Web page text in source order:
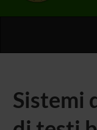
Sistemi